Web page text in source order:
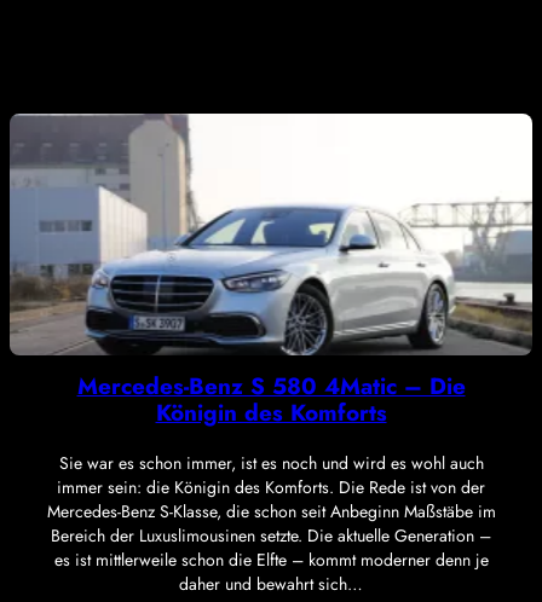
Mercedes-Benz S 580 4Matic – Die
Königin des Komforts
Sie war es schon immer, ist es noch und wird es wohl auch
immer sein: die Königin des Komforts. Die Rede ist von der
Mercedes-Benz S-Klasse, die schon seit Anbeginn Maßstäbe im
Bereich der Luxuslimousinen setzte. Die aktuelle Generation –
es ist mittlerweile schon die Elfte – kommt moderner denn je
daher und bewahrt sich…